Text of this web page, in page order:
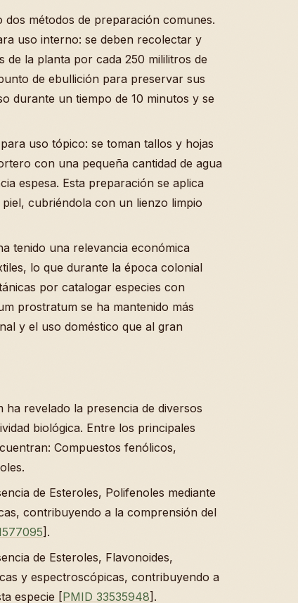
dos métodos de preparación comunes.
uso interno: se deben recolectar y
de la planta por cada 250 mililitros de
de ebullición para preservar sus
durante un tiempo de 10 minutos y se
uso tópico: se toman tallos y hojas
con una pequeña cantidad de agua
espesa. Esta preparación se aplica
cubriéndola con un lienzo limpio
tenido una relevancia económica
lo que durante la época colonial
por catalogar especies con
prostratum se ha mantenido más
y el uso doméstico que al gran
revelado la presencia de diversos
biológica. Entre los principales
Compuestos fenólicos,
de Esteroles, Polifenoles mediante
contribuyendo a la comprensión del
].
de Esteroles, Flavonoides,
y espectroscópicas, contribuyendo a
especie [PMID 33535948].